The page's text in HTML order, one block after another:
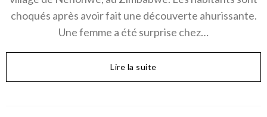
choqués après avoir fait une découverte ahurissante.
Une femme a été surprise chez…
Lire la suite